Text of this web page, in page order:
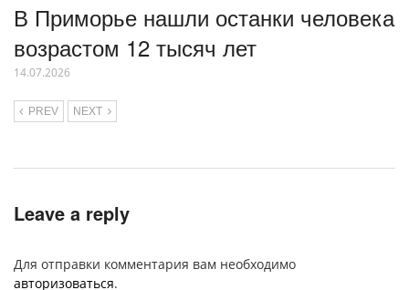
В Приморье нашли останки человека
возрастом 12 тысяч лет
14.07.2026
PREV NEXT
Leave a reply
Для отправки комментария вам необходимо
авторизоваться.